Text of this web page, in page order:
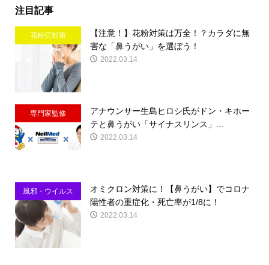
注目記事
花粉症対策
【注意！】花粉対策は万全！？カラダに無
害な「鼻うがい」を選ぼう！
2022.03.14
専門家監修
アナウンサー生島ヒロシ氏がドン・キホー
テと鼻うがい「サイナスリンス」...
2022.03.14
風邪・ウイルス
対策
オミクロン対策に！【鼻うがい】でコロナ
陽性者の重症化・死亡率が1/8に！
2022.03.14